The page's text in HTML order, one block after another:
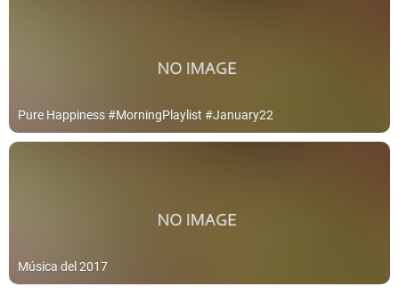
Pure Happiness #MorningPlaylist #January22
Música del 2017